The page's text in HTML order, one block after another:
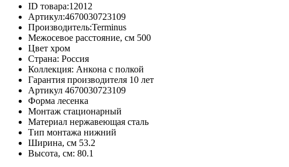
ID товара:12012
Артикул:4670030723109
Производитель:Terminus
Межосевое расстояние, см 500
Цвет хром
Страна: Россия
Коллекция: Анкона с полкой
Гарантия производителя 10 лет
Артикул 4670030723109
Форма лесенка
Монтаж стационарный
Материал нержавеющая сталь
Тип монтажа нижний
Ширина, см 53.2
Высота, см: 80.1